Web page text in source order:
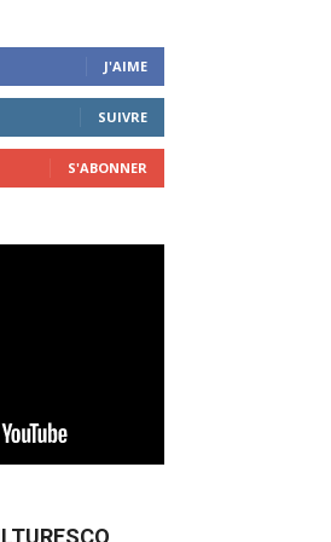
J'AIME
SUIVRE
S'ABONNER